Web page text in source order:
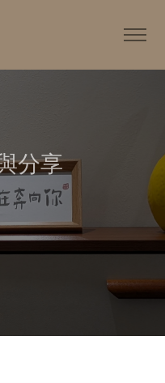
分享